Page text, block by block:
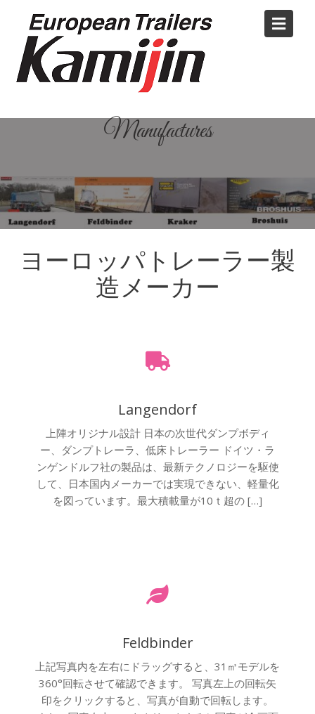
content
Manufactures
ヨーロッパトレーラー製
造メーカー
Langendorf
上陣オリジナル設計 日本の次世代ダンプボディ
ー、ダンプトレーラ、低床トレーラー ドイツ・ラ
ンゲンドルフ社の製品は、最新テクノロジーを駆使
して、日本国内メーカーでは実現できない、軽量化
を図っています。最大積載量が10ｔ超の […]
Feldbinder
上記写真内を左右にドラッグすると、31㎥モデルを
360°回転させて確認できます。 写真左上の回転矢
印をクリックすると、写真が自動で回転します。